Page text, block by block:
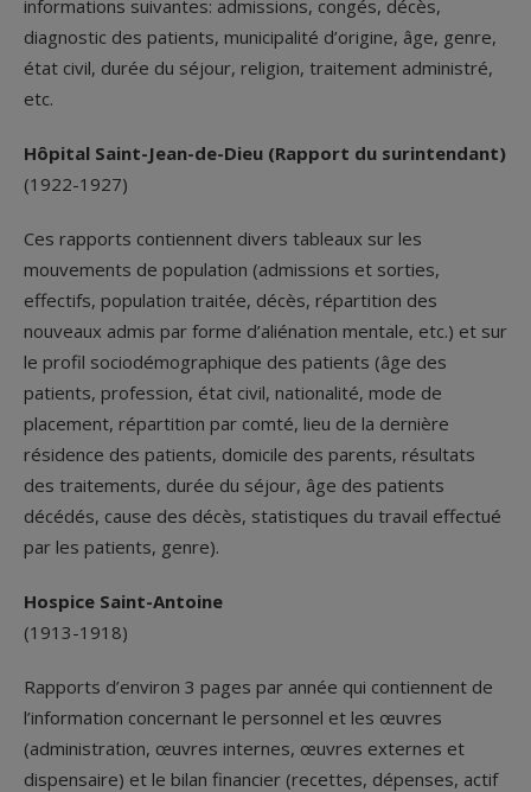
informations suivantes: admissions, congés, décès,
diagnostic des patients, municipalité d’origine, âge, genre,
état civil, durée du séjour, religion, traitement administré,
etc.
Hôpital Saint-Jean-de-Dieu (Rapport du surintendant)
(1922-1927)
Ces rapports contiennent divers tableaux sur les
mouvements de population (admissions et sorties,
effectifs, population traitée, décès, répartition des
nouveaux admis par forme d’aliénation mentale, etc.) et sur
le profil sociodémographique des patients (âge des
patients, profession, état civil, nationalité, mode de
placement, répartition par comté, lieu de la dernière
résidence des patients, domicile des parents, résultats
des traitements, durée du séjour, âge des patients
décédés, cause des décès, statistiques du travail effectué
par les patients, genre).
Hospice Saint-Antoine
(1913-1918)
Rapports d’environ 3 pages par année qui contiennent de
l’information concernant le personnel et les œuvres
(administration, œuvres internes, œuvres externes et
dispensaire) et le bilan financier (recettes, dépenses, actif